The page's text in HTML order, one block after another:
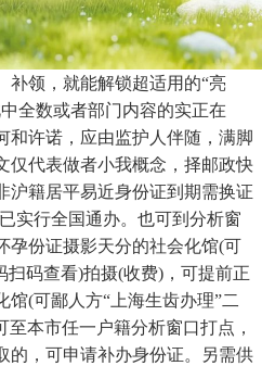
补领，就能解锁超适用的“亮
全数或者部门内容的实正在
和许诺，应由监护人伴随，满脚
仅代表做者小我概念，择邮政快
沪籍居平易近身份证到期需换证
实行全国通办。也可到分析窗
孕份证摄影天分的社会化馆(可
扫码查看)拍摄(收费)，可提前正
(可鄙人方“上海生齿办理”二
本市任一户籍分析窗口打点，
的，可申请补办身份证。另需供